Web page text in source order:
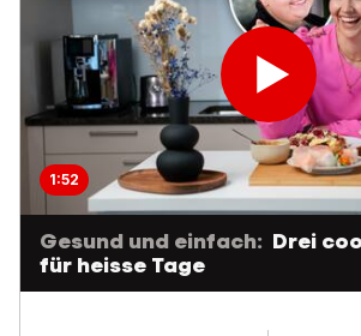
1:52
Gesund und einfach: Drei
für heisse Tage